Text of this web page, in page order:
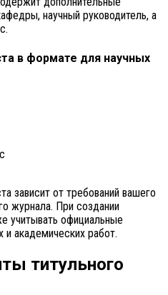
научный руководитель, а
в формате для научных
зависит от требований вашего
журнала. При создании
учитывать официальные
академических работ.
титульного